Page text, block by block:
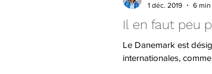
Il en faut peu
Le Danemark est
internationales,
1 déc. 2019
6